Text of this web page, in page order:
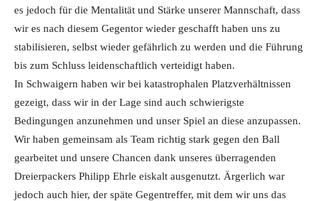
es jedoch für die Mentalität und Stärke unserer Mannschaft, dass
wir es nach diesem Gegentor wieder geschafft haben uns zu
stabilisieren, selbst wieder gefährlich zu werden und die Führung
bis zum Schluss leidenschaftlich verteidigt haben.
In Schwaigern haben wir bei katastrophalen Platzverhältnissen
gezeigt, dass wir in der Lage sind auch schwierigste
Bedingungen anzunehmen und unser Spiel an diese anzupassen.
Wir haben gemeinsam als Team richtig stark gegen den Ball
gearbeitet und unsere Chancen dank unseres überragenden
Dreierpackers Philipp Ehrle eiskalt ausgenutzt. Ärgerlich war
jedoch auch hier, der späte Gegentreffer, mit dem wir uns das